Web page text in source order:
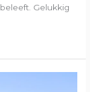
Gelukkig